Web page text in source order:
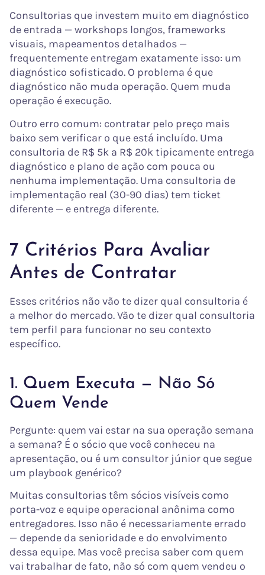
Consultorias que investem muito em diagnóstico
de entrada — workshops longos, frameworks
visuais, mapeamentos detalhados —
frequentemente entregam exatamente isso: um
diagnóstico sofisticado. O problema é que
diagnóstico não muda operação. Quem muda
operação é execução.
Outro erro comum: contratar pelo preço mais
baixo sem verificar o que está incluído. Uma
consultoria de R$ 5k a R$ 20k tipicamente entrega
diagnóstico e plano de ação com pouca ou
nenhuma implementação. Uma consultoria de
implementação real (30-90 dias) tem ticket
diferente — e entrega diferente.
7 Critérios Para Avaliar
Antes de Contratar
Esses critérios não vão te dizer qual consultoria é
a melhor do mercado. Vão te dizer qual consultoria
tem perfil para funcionar no seu contexto
específico.
1. Quem Executa — Não Só
Quem Vende
Pergunte: quem vai estar na sua operação semana
a semana? É o sócio que você conheceu na
apresentação, ou é um consultor júnior que segue
um playbook genérico?
Muitas consultorias têm sócios visíveis como
porta-voz e equipe operacional anônima como
entregadores. Isso não é necessariamente errado
— depende da senioridade e do envolvimento
dessa equipe. Mas você precisa saber com quem
vai trabalhar de fato, não só com quem vendeu o